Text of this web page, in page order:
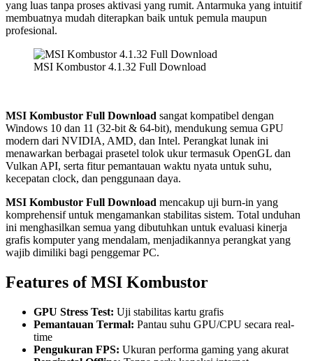
yang luas tanpa proses aktivasi yang rumit. Antarmuka yang intuitif
membuatnya mudah diterapkan baik untuk pemula maupun
profesional.
MSI Kombustor 4.1.32 Full Download
MSI Kombustor Full Download sangat kompatibel dengan
Windows 10 dan 11 (32-bit & 64-bit), mendukung semua GPU
modern dari NVIDIA, AMD, dan Intel. Perangkat lunak ini
menawarkan berbagai prasetel tolok ukur termasuk OpenGL dan
Vulkan API, serta fitur pemantauan waktu nyata untuk suhu,
kecepatan clock, dan penggunaan daya.
MSI Kombustor Full Download mencakup uji burn-in yang
komprehensif untuk mengamankan stabilitas sistem. Total unduhan
ini menghasilkan semua yang dibutuhkan untuk evaluasi kinerja
grafis komputer yang mendalam, menjadikannya perangkat yang
wajib dimiliki bagi penggemar PC.
Features of MSI Kombustor
GPU Stress Test: Uji stabilitas kartu grafis
Pemantauan Termal: Pantau suhu GPU/CPU secara real-
time
Pengukuran FPS: Ukuran performa gaming yang akurat